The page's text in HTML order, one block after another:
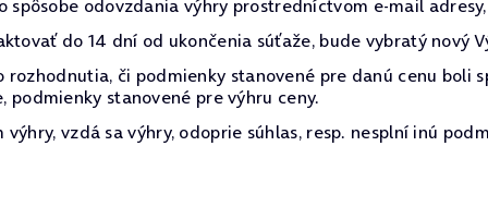
spôsobe odovzdania výhry prostredníctvom e-mail
do 14 dní od ukončenia súťaže, bude vybratý nový
či podmienky stanovené pre danú cenu boli
stanovené pre výhru ceny.
vzdá sa výhry, odoprie súhlas, resp. nesplní inú